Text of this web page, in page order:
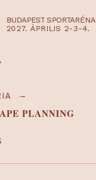
BUDAPEST SPORTARÉNA
2027. ÁPRILIS 2-3-4.
→
PLANNING